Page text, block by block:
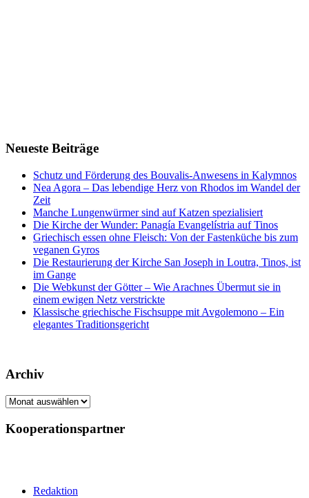
Neueste Beiträge
Schutz und Förderung des Bouvalis-Anwesens in Kalymnos
Nea Agora – Das lebendige Herz von Rhodos im Wandel der
Zeit
Manche Lungenwürmer sind auf Katzen spezialisiert
Die Kirche der Wunder: Panagía Evangelístria auf Tinos
Griechisch essen ohne Fleisch: Von der Fastenküche bis zum
veganen Gyros
Die Restaurierung der Kirche San Joseph in Loutra, Tinos, ist
im Gange
Die Webkunst der Götter – Wie Arachnes Übermut sie in
einem ewigen Netz verstrickte
Klassische griechische Fischsuppe mit Avgolemono – Ein
elegantes Traditionsgericht
Archiv
Archiv
Kooperationspartner
Redaktion